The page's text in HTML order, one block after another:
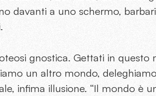
davanti a uno schermo,
gnostica. Gettati in questo
un altro mondo,
infima illusione. “Il mondo è